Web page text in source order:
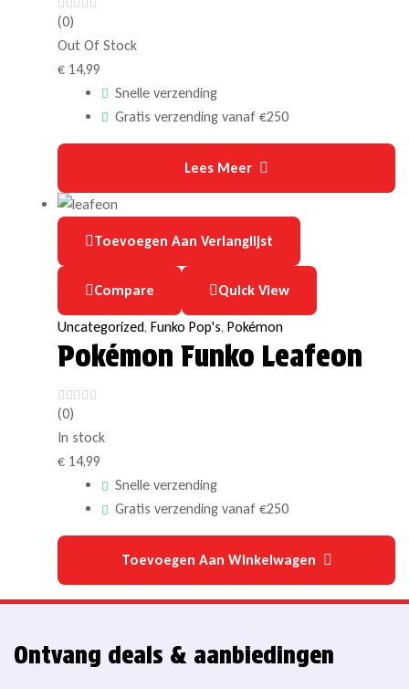
(0)
Out Of Stock
€ 14,99
Snelle verzending
Gratis verzending vanaf €250
Lees Meer
Toevoegen Aan Verlanglijst
Compare Quick View
Uncategorized, Funko Pop's, Pokémon
Pokémon Funko Leafeon
(0)
In stock
€ 14,99
Snelle verzending
Gratis verzending vanaf €250
Toevoegen Aan Winkelwagen
Ontvang deals & aanbiedingen